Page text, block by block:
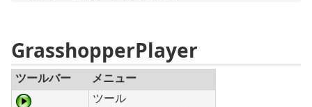
GrasshopperPlayer
ツールバー メニュー
ツール